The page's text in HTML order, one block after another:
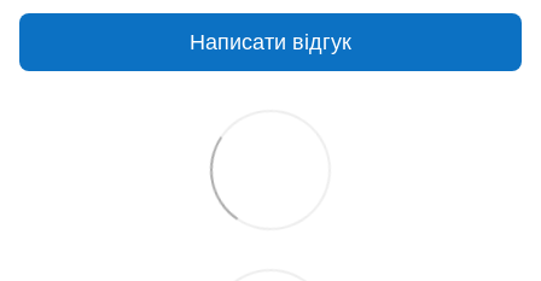
Написати відгук